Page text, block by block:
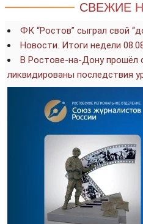
СВЕЖИЕ
ФК “Ростов” сыграл свой
Новости. Итоги недели
В Ростове-на-Дону прошёл
ликвидированы последствия